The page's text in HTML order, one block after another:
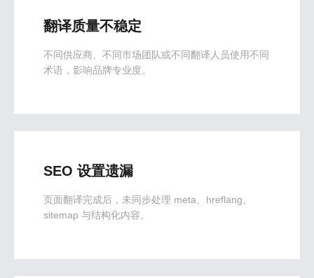
翻译质量不稳定
不同供应商、不同市场团队或不同翻译人员使用不同
术语，影响品牌专业度。
SEO 设置遗漏
页面翻译完成后，未同步处理 meta、hreflang、
sitemap 与结构化内容。